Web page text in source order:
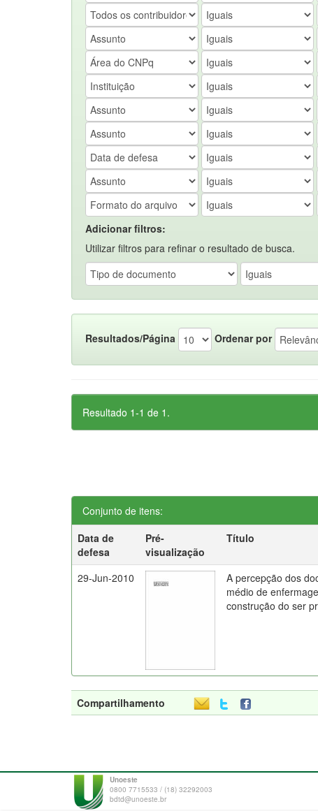
Adicionar filtros:
Utilizar filtros para refinar o resultado de busca.
Resultados/Página Ordenar por
Resultado 1-1 de 1.
Conjunto de itens:
Data de
defesa
Pré-
visualização
Título
29-Jun-2010
A percepção dos
médio de
construção do ser
Compartilhamento
Unoeste
0800 7715533 / (18) 32292003
bdtd@unoeste.br